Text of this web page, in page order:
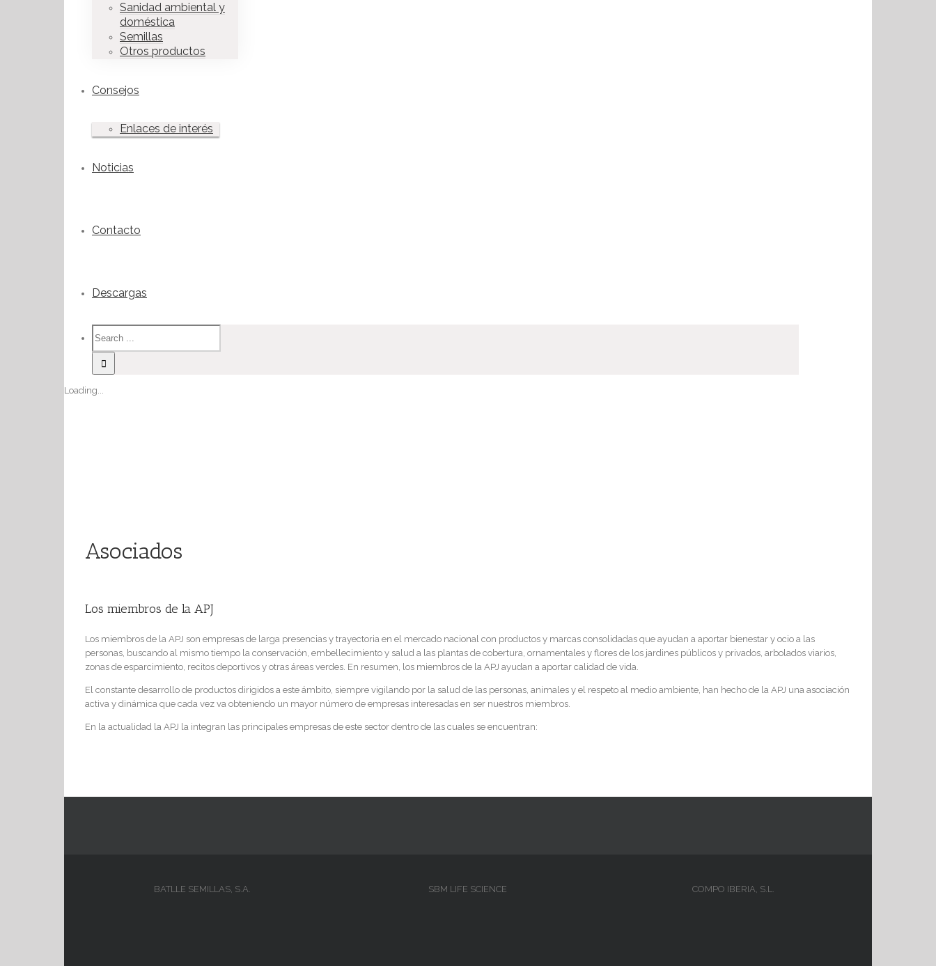
Sanidad ambiental y
doméstica
Semillas
Otros productos
Consejos
Enlaces de interés
Noticias
Contacto
Descargas
Loading...
Asociados
Los miembros de la APJ
Los miembros de la APJ son empresas de larga presencias y trayectoria en el mercado nacional con productos y marcas consolidadas que ayudan a aportar bienestar y ocio a las
personas, buscando al mismo tiempo la conservación, embellecimiento y salud a las plantas de cobertura, ornamentales y flores de los jardines públicos y privados, arbolados viarios,
zonas de esparcimiento, recitos deportivos y otras áreas verdes. En resumen, los miembros de la APJ ayudan a aportar calidad de vida.
El constante desarrollo de productos dirigidos a este ámbito, siempre vigilando por la salud de las personas, animales y el respeto al medio ambiente, han hecho de la APJ una asociación
activa y dinámica que cada vez va obteniendo un mayor número de empresas interesadas en ser nuestros miembros.
En la actualidad la APJ la integran las principales empresas de este sector dentro de las cuales se encuentran:
BATLLE SEMILLAS, S.A. SBM LIFE SCIENCE COMPO IBERIA, S.L.